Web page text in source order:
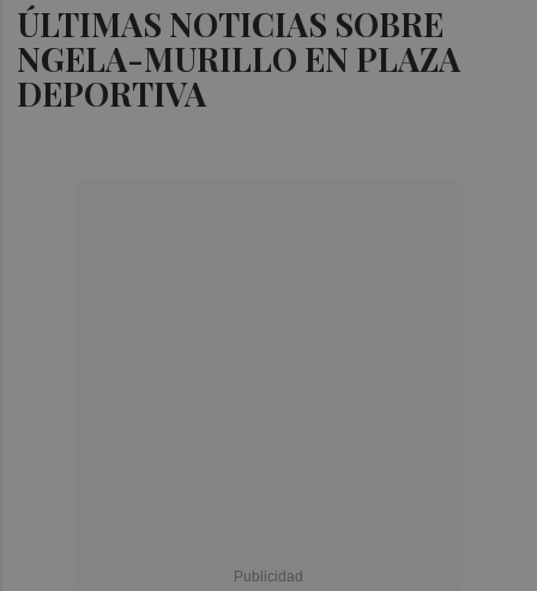
ÚLTIMAS NOTICIAS SOBRE
NGELA-MURILLO EN PLAZA
DEPORTIVA